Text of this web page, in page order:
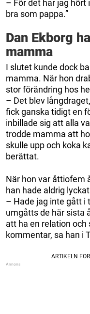
– För det har jag hört
bra som pappa.”
Dan Ekborg
mamma
I slutet kunde dock
mamma. När hon
stor förändring hos
– Det blev
fick ganska tidigt en
inbillade sig att alla
trodde mamma att
skulle upp och koka
berättat.
När hon var åttiofem
han hade aldrig
– Hade jag inte gått i
umgåtts de här sista
att ha en relation och
kommentar, sa han i